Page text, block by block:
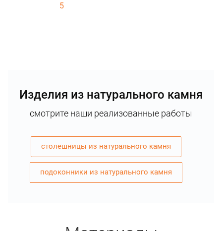
5
Изделия из натурального камня
смотрите наши реализованные работы
столешницы из натурального камня
подоконники из натурального камня